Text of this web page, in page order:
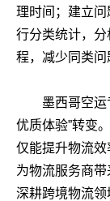
理时间；建立
行分类统计，
程，减少同类问
墨西哥空运专
优质体验”转变
仅能提升物流效
为物流服务商
深耕跨境物流